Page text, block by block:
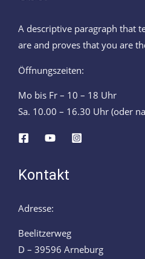
A descriptive paragraph that
are and proves that you are
Öffnungszeiten:
Mo bis Fr – 10 – 18 Uhr
Sa. 10.00 – 16.30 Uhr (oder
Kontakt
Adresse:
Beelitzerweg
D – 39596 Arneburg